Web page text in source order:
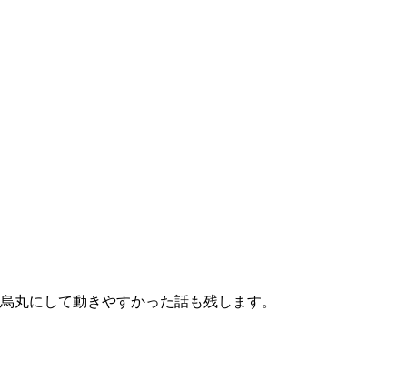
丸にして動きやすかった話も残します。